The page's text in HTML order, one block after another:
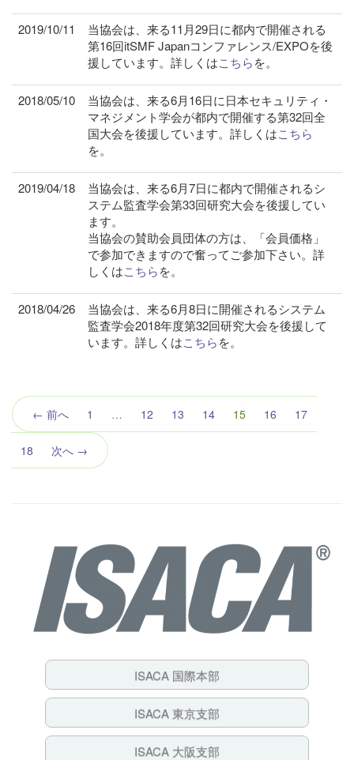
2019/10/11
当協会は、来る11月29日に都内で開催される
第16回itSMF Japanコンファレンス/EXPOを後
援しています。詳しくはこちらを。
2018/05/10
当協会は、来る6月16日に日本セキュリティ・
マネジメント学会が都内で開催する第32回全
国大会を後援しています。詳しくはこちら
を。
2019/04/18
当協会は、来る6月7日に都内で開催されるシ
ステム監査学会第33回研究大会を後援してい
ます。
当協会の賛助会員団体の方は、「会員価格」
で参加できますので奮ってご参加下さい。詳
しくはこちらを。
2018/04/26
当協会は、来る6月8日に開催されるシステム
監査学会2018年度第32回研究大会を後援して
います。詳しくはこちらを。
← 前へ 1 … 12 13 14 15（こ
の
16 17
18 次へ →
ISACA 国際本部
ISACA 東京支部
ISACA 大阪支部